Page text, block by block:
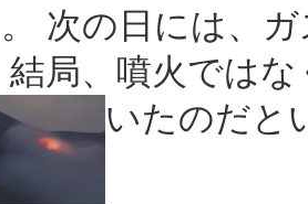
次の日には、
結局、噴火では
いたのだと